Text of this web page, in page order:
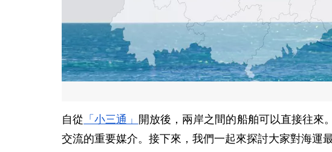
自從 「小三通」 開放後，兩岸之間的船舶可以直接往來
交流的重要媒介。接下來，我們一起來探討大家對海運